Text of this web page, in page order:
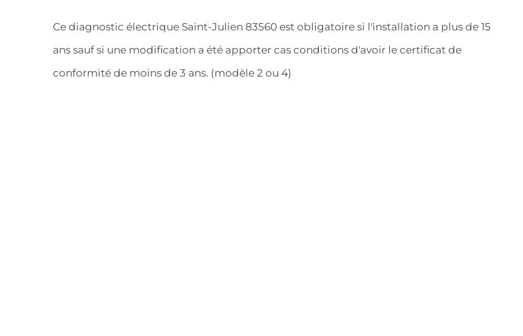
Ce diagnostic électrique Saint-Julien 83560 est obligatoire si l'installation a plus de 15
ans sauf si une modification a été apporter cas conditions d'avoir le certificat de
conformité de moins de 3 ans. (modèle 2 ou 4)